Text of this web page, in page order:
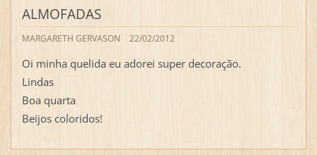
ALMOFADAS
MARGARETH GERVASON 22/02/2012
Oi minha quelida eu adorei super decoração.
Lindas
Boa quarta
Beijos coloridos!